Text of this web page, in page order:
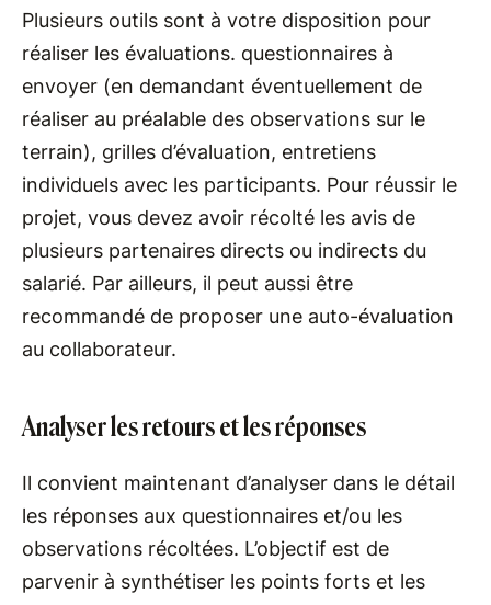
Plusieurs outils sont à votre disposition pour
réaliser les évaluations. questionnaires à
envoyer (en demandant éventuellement de
réaliser au préalable des observations sur le
terrain), grilles d’évaluation, entretiens
individuels avec les participants. Pour réussir le
projet, vous devez avoir récolté les avis de
plusieurs partenaires directs ou indirects du
salarié. Par ailleurs, il peut aussi être
recommandé de proposer une auto-évaluation
au collaborateur.
Analyser les retours et les réponses
Il convient maintenant d’analyser dans le détail
les réponses aux questionnaires et/ou les
observations récoltées. L’objectif est de
parvenir à synthétiser les points forts et les